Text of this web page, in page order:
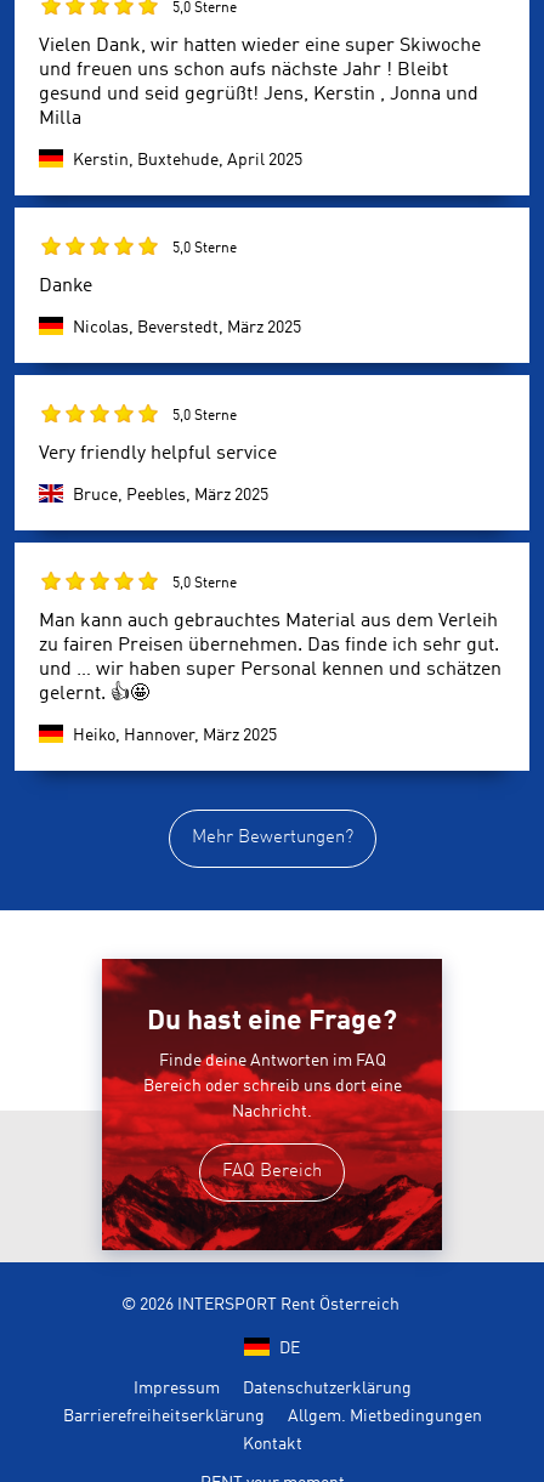
5,0 Sterne
Vielen Dank, wir hatten wieder eine super Skiwoche
und freuen uns schon aufs nächste Jahr ! Bleibt
gesund und seid gegrüßt! Jens, Kerstin , Jonna und
Milla
Kerstin, Buxtehude, April 2025
5,0 Sterne
Danke
Nicolas, Beverstedt, März 2025
5,0 Sterne
Very friendly helpful service
Bruce, Peebles, März 2025
5,0 Sterne
Man kann auch gebrauchtes Material aus dem Verleih
zu fairen Preisen übernehmen. Das finde ich sehr gut.
und … wir haben super Personal kennen und schätzen
gelernt. 👍🤩
Heiko, Hannover, März 2025
Mehr Bewertungen?
Du hast eine Frage?
Finde deine Antworten im FAQ
Bereich oder schreib uns dort eine
Nachricht.
FAQ Bereich
© 2026 INTERSPORT Rent Österreich
DE
Impressum
Datenschutzerklärung
Barrierefreiheitserklärung
Allgem. Mietbedingungen
Kontakt